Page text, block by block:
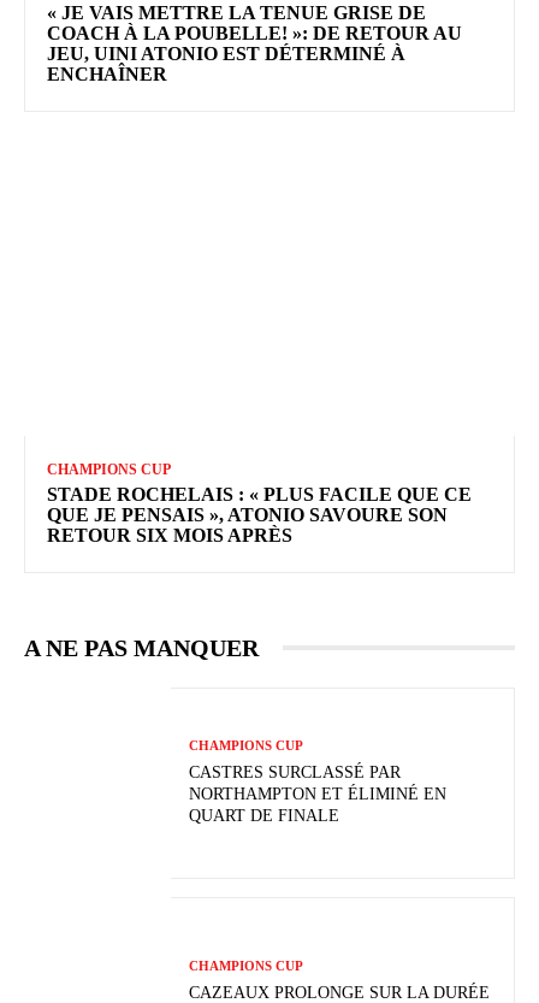
« JE VAIS METTRE LA TENUE GRISE DE
COACH À LA POUBELLE! »: DE RETOUR AU
JEU, UINI ATONIO EST DÉTERMINÉ À
ENCHAÎNER
CHAMPIONS CUP
STADE ROCHELAIS : « PLUS FACILE QUE CE
QUE JE PENSAIS », ATONIO SAVOURE SON
RETOUR SIX MOIS APRÈS
A NE PAS MANQUER
CHAMPIONS CUP
CASTRES SURCLASSÉ PAR
NORTHAMPTON ET ÉLIMINÉ EN
QUART DE FINALE
CHAMPIONS CUP
CAZEAUX PROLONGE SUR LA DURÉE